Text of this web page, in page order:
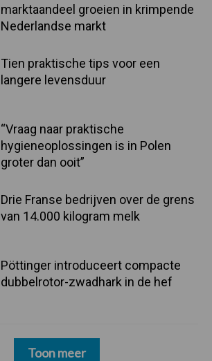
marktaandeel groeien in krimpende
Nederlandse markt
Tien praktische tips voor een
langere levensduur
“Vraag naar praktische
hygieneoplossingen is in Polen
groter dan ooit”
Drie Franse bedrijven over de grens
van 14.000 kilogram melk
Pöttinger introduceert compacte
dubbelrotor-zwadhark in de hef
Toon meer